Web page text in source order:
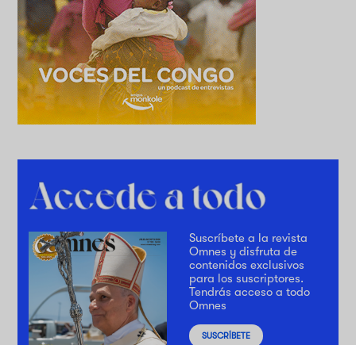
Suscríbete a la revista
Omnes y disfruta de
contenidos exclusivos
para los suscriptores.
Tendrás acceso a todo
Omnes
SUSCRÍBETE